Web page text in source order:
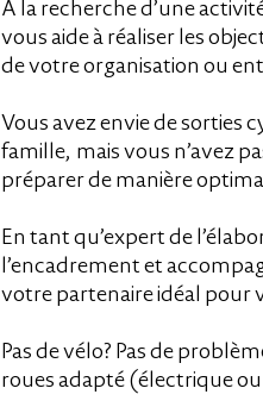
À la recherche d’une
vous aide à réaliser les
de votre organisation ou
Vous avez envie de sorties
famille, mais vous n’avez
préparer de manière
En tant qu’expert de
l’encadrement et
votre partenaire idéal pour
Pas de vélo? Pas de
roues adapté (électrique